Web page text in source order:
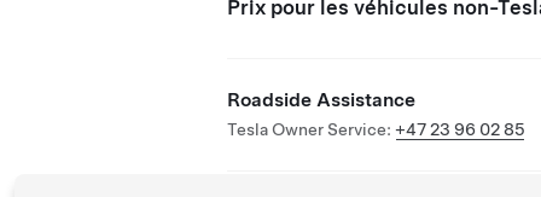
Prix pour les véhicules non-
Roadside Assistance
Tesla Owner Service: +47 23 96 02 85